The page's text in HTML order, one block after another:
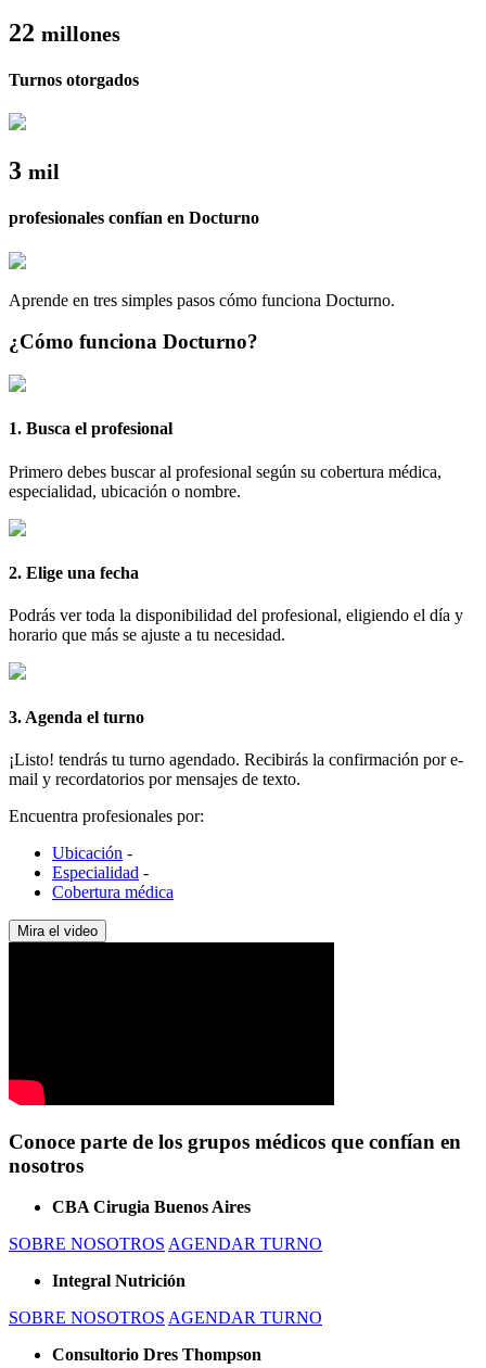
22 millones
Turnos otorgados
3 mil
profesionales confían en Docturno
Aprende en tres simples pasos cómo funciona Docturno.
¿Cómo funciona Docturno?
1. Busca el profesional
Primero debes buscar al profesional según su cobertura médica,
especialidad, ubicación o nombre.
2. Elige una fecha
Podrás ver toda la disponibilidad del profesional, eligiendo el día y
horario que más se ajuste a tu necesidad.
3. Agenda el turno
¡Listo! tendrás tu turno agendado. Recibirás la confirmación por e-
mail y recordatorios por mensajes de texto.
Encuentra profesionales por:
Ubicación -
Especialidad -
Cobertura médica
Mira el video
Conoce parte de los grupos médicos que confían en
nosotros
CBA Cirugia Buenos Aires
SOBRE NOSOTROS AGENDAR TURNO
Integral Nutrición
SOBRE NOSOTROS AGENDAR TURNO
Consultorio Dres Thompson